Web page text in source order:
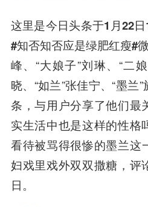
这里是今日头条于1月22
#知否知否应是绿肥红瘦#
峰、“大娘子”刘琳、“二
晓、“如兰”张佳宁、“墨兰
条，与用户分享了他们最
实生活中也是这样的性格
看待被骂得很惨的墨兰
妇戏里戏外双双撒糖，评
日。